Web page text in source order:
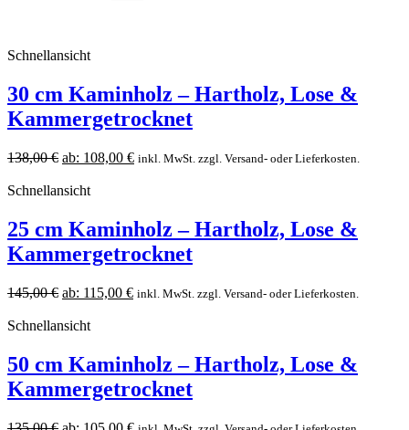
Schnellansicht
30 cm Kaminholz – Hartholz, Lose &
Kammergetrocknet
138,00€ ab: 108,00 € inkl. MwSt. zzgl. Versand- oder Lieferkosten.
Schnellansicht
25 cm Kaminholz – Hartholz, Lose &
Kammergetrocknet
145,00€ ab: 115,00 € inkl. MwSt. zzgl. Versand- oder Lieferkosten.
Schnellansicht
50 cm Kaminholz – Hartholz, Lose &
Kammergetrocknet